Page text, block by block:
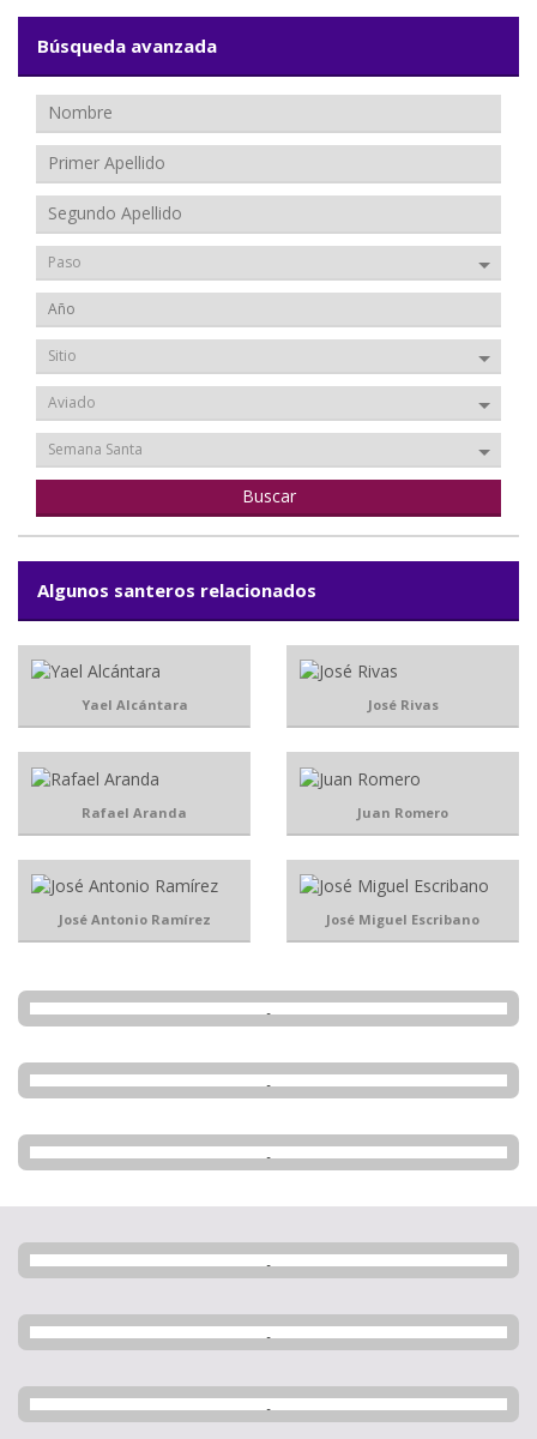
Búsqueda avanzada
Paso
Sitio
Aviado
Semana Santa
Algunos santeros relacionados
Yael Alcántara José Rivas
Rafael Aranda Juan Romero
José Antonio Ramírez José Miguel Escribano